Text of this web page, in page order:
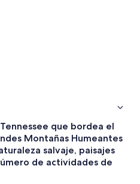
que bordea el
Montañas Humeantes
salvaje, paisajes
de actividades de